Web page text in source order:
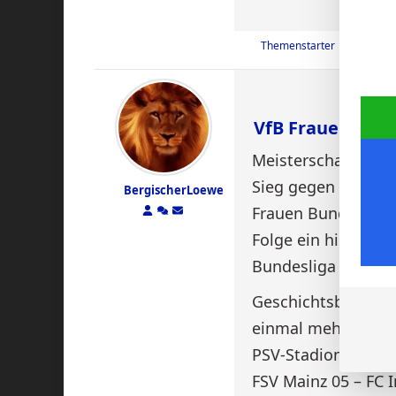
Themenstarter
BergischerLoewe
VfB Frauen
Meisterschaft
Sieg gegen den
Frauen
Folge ein
Bundesliga
Geschichtsbücher
einmal mehr Club-
PSV-Stadion in
FSV Mainz 05 –